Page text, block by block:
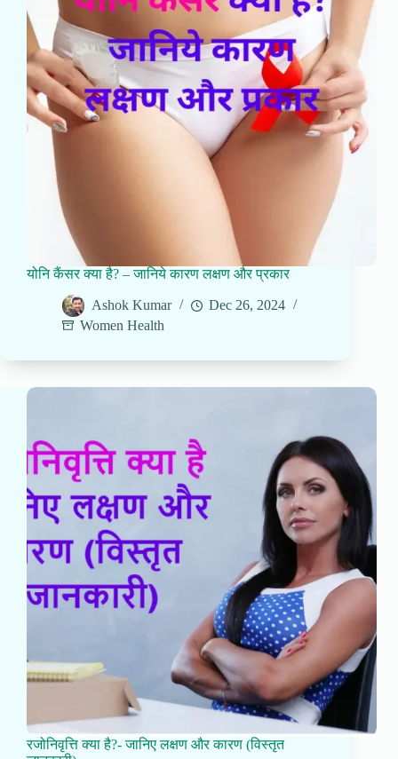
योनि कैंसर क्या है? – जानिये कारण लक्षण और प्रकार
Ashok Kumar
Dec 26, 2024
Women Health
रजोनिवृत्ति क्या है?- जानिए लक्षण और कारण (विस्तृत